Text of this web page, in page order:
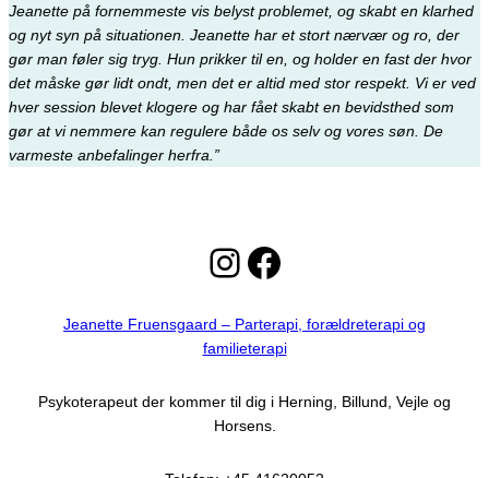
Jeanette på fornemmeste vis belyst problemet, og skabt en klarhed
og nyt syn på situationen. Jeanette har et stort nærvær og ro, der
gør man føler sig tryg. Hun prikker til en, og holder en fast der hvor
det måske gør lidt ondt, men det er altid med stor respekt. Vi er ved
hver session blevet klogere og har fået skabt en bevidsthed som
gør at vi nemmere kan regulere både os selv og vores søn. De
varmeste anbefalinger herfra.”
Instagram
Facebook
Jeanette Fruensgaard – Parterapi, forældreterapi og
familieterapi
Psykoterapeut der kommer til dig i Herning, Billund, Vejle og
Horsens.